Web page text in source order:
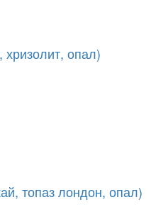
опал)
топаз лондон, опал)